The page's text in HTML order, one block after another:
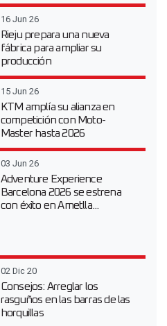
16 Jun 26
Rieju prepara una nueva
fábrica para ampliar su
producción
15 Jun 26
KTM amplía su alianza en
competición con Moto-
Master hasta 2026
03 Jun 26
Adventure Experience
Barcelona 2026 se estrena
con éxito en Ametlla...
02 Dic 20
Consejos: Arreglar los
rasguños en las barras de las
horquillas